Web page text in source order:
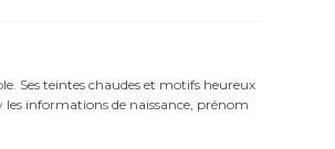
Ses teintes chaudes et motifs heureux
informations de naissance, prénom